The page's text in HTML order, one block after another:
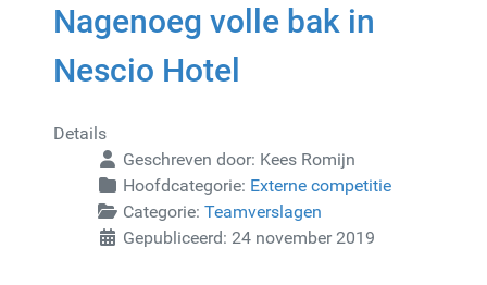
Nagenoeg volle bak in
Nescio Hotel
Details
Geschreven door: Kees Romijn
Hoofdcategorie: Externe competitie
Categorie: Teamverslagen
Gepubliceerd: 24 november 2019